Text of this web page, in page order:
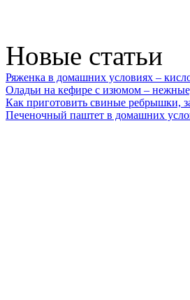
Новые статьи
Ряженка в домашних условиях –
Оладьи на кефире с изюмом –
Как приготовить свиные ребрышки,
Печеночный паштет в домашних